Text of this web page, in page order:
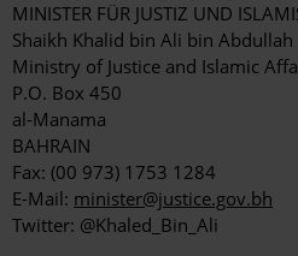
MINISTER FÜR JUSTIZ UND
Shaikh Khalid bin Ali bin Abdullah
Ministry of Justice and Islamic
P.O. Box 450
al-Manama
BAHRAIN
Fax: (00 973) 1753 1284
E-Mail: minister@justice.gov.bh
Twitter: @Khaled_Bin_Ali